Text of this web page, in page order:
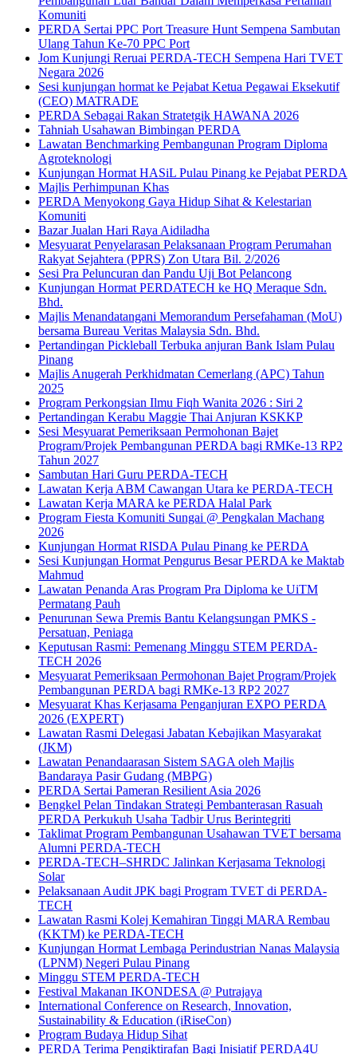
Komuniti
PERDA Sertai PPC Port Treasure Hunt Sempena Sambutan
Ulang Tahun Ke-70 PPC Port
Jom Kunjungi Reruai PERDA-TECH Sempena Hari TVET
Negara 2026
Sesi kunjungan hormat ke Pejabat Ketua Pegawai Eksekutif
(CEO) MATRADE
PERDA Sebagai Rakan Stratetgik HAWANA 2026
Tahniah Usahawan Bimbingan PERDA
Lawatan Benchmarking Pembangunan Program Diploma
Agroteknologi
Kunjungan Hormat HASiL Pulau Pinang ke Pejabat PERDA
Majlis Perhimpunan Khas
PERDA Menyokong Gaya Hidup Sihat & Kelestarian
Komuniti
Bazar Jualan Hari Raya Aidiladha
Mesyuarat Penyelarasan Pelaksanaan Program Perumahan
Rakyat Sejahtera (PPRS) Zon Utara Bil. 2/2026
Sesi Pra Peluncuran dan Pandu Uji Bot Pelancong
Kunjungan Hormat PERDATECH ke HQ Meraque Sdn.
Bhd.
Majlis Menandatangani Memorandum Persefahaman (MoU)
bersama Bureau Veritas Malaysia Sdn. Bhd.
Pertandingan Pickleball Terbuka anjuran Bank Islam Pulau
Pinang
Majlis Anugerah Perkhidmatan Cemerlang (APC) Tahun
2025
Program Perkongsian Ilmu Fiqh Wanita 2026 : Siri 2
Pertandingan Kerabu Maggie Thai Anjuran KSKKP
Sesi Mesyuarat Pemeriksaan Permohonan Bajet
Program/Projek Pembangunan PERDA bagi RMKe-13 RP2
Tahun 2027
Sambutan Hari Guru PERDA-TECH
Lawatan Kerja ABM Cawangan Utara ke PERDA-TECH
Lawatan Kerja MARA ke PERDA Halal Park
Program Fiesta Komuniti Sungai @ Pengkalan Machang
2026
Kunjungan Hormat RISDA Pulau Pinang ke PERDA
Sesi Kunjungan Hormat Pengurus Besar PERDA ke Maktab
Mahmud
Lawatan Penanda Aras Program Pra Diploma ke UiTM
Permatang Pauh
Penurunan Sewa Premis Bantu Kelangsungan PMKS -
Persatuan, Peniaga
Keputusan Rasmi: Pemenang Minggu STEM PERDA-
TECH 2026
Mesyuarat Pemeriksaan Permohonan Bajet Program/Projek
Pembangunan PERDA bagi RMKe-13 RP2 2027
Mesyuarat Khas Kerjasama Penganjuran EXPO PERDA
2026 (EXPERT)
Lawatan Rasmi Delegasi Jabatan Kebajikan Masyarakat
(JKM)
Lawatan Penandaarasan Sistem SAGA oleh Majlis
Bandaraya Pasir Gudang (MBPG)
PERDA Sertai Pameran Resilient Asia 2026
Bengkel Pelan Tindakan Strategi Pembanterasan Rasuah
PERDA Perkukuh Usaha Tadbir Urus Berintegriti
Taklimat Program Pembangunan Usahawan TVET bersama
Alumni PERDA-TECH
PERDA-TECH–SHRDC Jalinkan Kerjasama Teknologi
Solar
Pelaksanaan Audit JPK bagi Program TVET di PERDA-
TECH
Lawatan Rasmi Kolej Kemahiran Tinggi MARA Rembau
(KKTM) ke PERDA-TECH
Kunjungan Hormat Lembaga Perindustrian Nanas Malaysia
(LPNM) Negeri Pulau Pinang
Minggu STEM PERDA-TECH
Festival Makanan IKONDESA @ Putrajaya
International Conference on Research, Innovation,
Sustainability & Education (iRiseCon)
Program Budaya Hidup Sihat
PERDA Terima Pengiktirafan Bagi Inisiatif PERDA4U